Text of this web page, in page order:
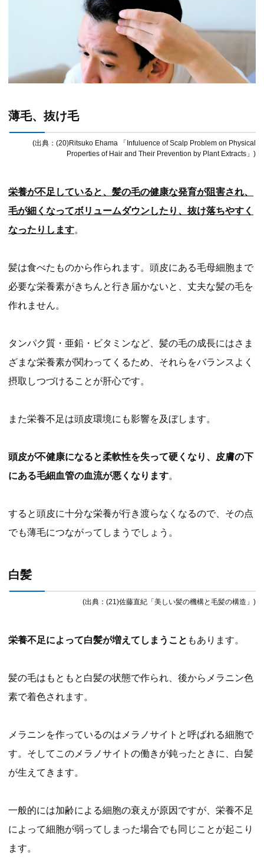
薄毛、抜け毛
(出典：(20)Ritsuko Ehama 「Infuluence of Scalp Problem on Physical
Properties of Hair and Their Prevention by Plant Extracts」)
栄養が不足していると、髪の毛の健康な発育が阻害され、
毛が細くなってボリュームダウンしたり、抜け落ちやすく
なったりします。
髪は食べたものから作られます。頭皮にある毛母細胞まで
必要な栄養素がきちんと行き届かないと、丈夫な髪の毛を
作れません。
タンパク質・亜鉛・ビタミンなど、髪の毛の成長にはさま
ざまな栄養素が関わってくるため、それらをバランスよく
摂取しつづけることが肝心です。
また栄養不足は頭皮環境にも影響を及ぼします。
頭皮が不健康になると柔軟性を失って硬くなり、皮膚の下
にある毛細血管の血流が悪くなります。
すると頭皮に十分な栄養が行き渡らなくなるので、その点
でも薄毛につながってしまうでしょう。
白髪
(出典：(21)佐藤直紀「美しい髪の機構と毛髪の構造」)
栄養不足によって白髪が増えてしまうこと もあります。
髪の毛はもともと白髪の状態で作られ、後からメラニン色
素で着色されます。
メラニンを作っているのはメラノサイトと呼ばれる細胞で
す。そしてこのメラノサイトの働きが鈍ったときに、白髪
が生えてきます。
一般的には加齢による細胞の衰えが原因ですが、栄養不足
によって細胞が弱ってしまった場合でも同じことが起こり
ます。